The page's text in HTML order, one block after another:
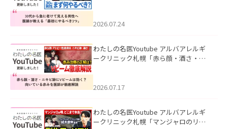
た。
2026.07.24
わたしの名医Youtube アルバアレルギ
ークリニック札幌「赤ら顔・酒さ・ニ
した。
2026.07.17
わたしの名医Youtube アルバアレルギ
ークリニック札幌「マンジャロのリア